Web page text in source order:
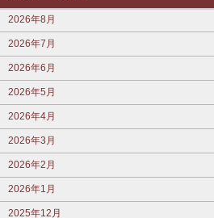
2026年8月
2026年7月
2026年6月
2026年5月
2026年4月
2026年3月
2026年2月
2026年1月
2025年12月